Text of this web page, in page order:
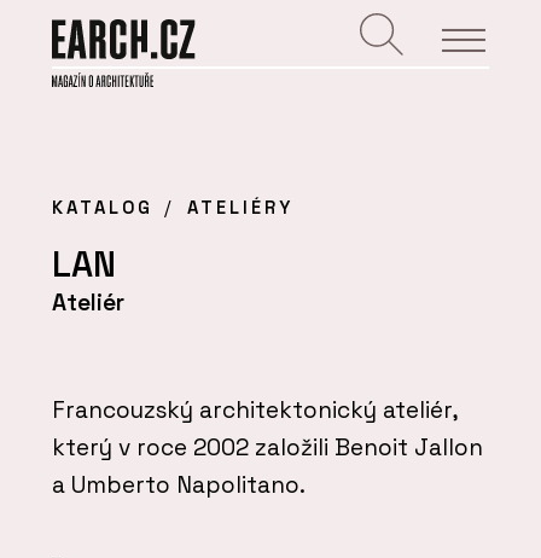
KATALOG ATELIÉRY
LAN
Ateliér
Francouzský architektonický ateliér,
který v roce 2002 založili Benoit Jallon
a Umberto Napolitano.